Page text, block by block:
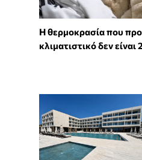
Η θερμοκρασία που
κλιματιστικό δεν